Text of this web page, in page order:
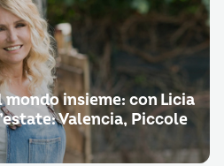
mondo insieme: con Licia
Valencia, Piccole